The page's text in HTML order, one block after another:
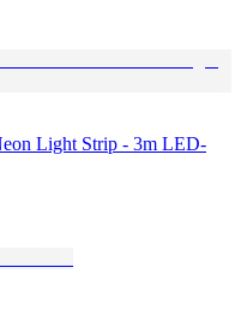
Light Strip - 3m LED-